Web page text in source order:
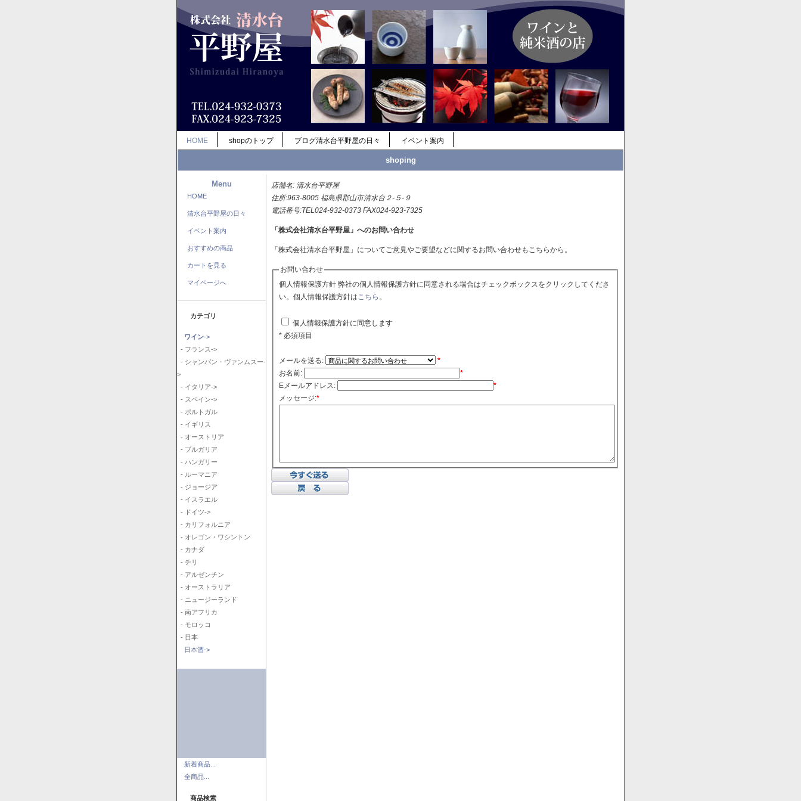
HOME shopのトップ ブログ清水台平野屋の日々 イベント案内
shoping
Menu
HOME
清水台平野屋の日々
イベント案内
おすすめの商品
カートを見る
マイページへ
カテゴリ
ワイン->
- フランス->
- シャンパン・ヴァンムスー-
>
- イタリア->
- スペイン->
- ポルトガル
- イギリス
- オーストリア
- ブルガリア
- ハンガリー
- ルーマニア
- ジョージア
- イスラエル
- ドイツ->
- カリフォルニア
- オレゴン・ワシントン
- カナダ
- チリ
- アルゼンチン
- オーストラリア
- ニュージーランド
- 南アフリカ
- モロッコ
- 日本
日本酒->
新着商品...
全商品...
商品検索
店舗名: 清水台平野屋
住所:963-8005 福島県郡山市清水台２-５-９
電話番号:TEL024-932-0373 FAX024-923-7325
「株式会社清水台平野屋」へのお問い合わせ
「株式会社清水台平野屋」についてご意見やご要望などに関するお問い合わせもこちらから。
お問い合わせ
個人情報保護方針 弊社の個人情報保護方針に同意される場合はチェックボックスをクリックしてくださ
い。個人情報保護方針はこちら 。
個人情報保護方針に同意します
* 必須項目
メールを送る:
*
お名前:
*
Eメールアドレス:
*
メッセージ:*